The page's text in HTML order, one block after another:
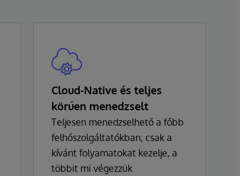
Cloud-Native és teljes
körűen menedzselt
Teljesen menedzselhető a főbb
felhőszolgáltatókban; csak a
kívánt folyamatokat kezelje, a
többit mi végezzük